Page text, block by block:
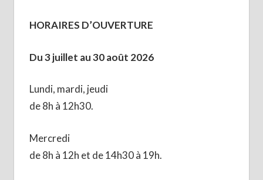
HORAIRES D’OUVERTURE
Du 3 juillet au 30 août 2026
Lundi, mardi, jeudi
de 8h à 12h30.
Mercredi
de 8h à 12h et de 14h30 à 19h.